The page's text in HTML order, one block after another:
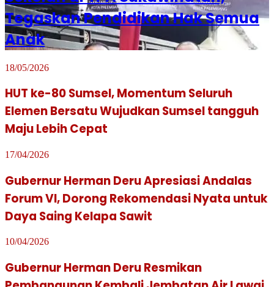
Tegaskan Pendidikan Hak Semua
Anak
18/05/2026
HUT ke-80 Sumsel, Momentum Seluruh
Elemen Bersatu Wujudkan Sumsel tangguh
Maju Lebih Cepat
17/04/2026
Gubernur Herman Deru Apresiasi Andalas
Forum VI, Dorong Rekomendasi Nyata untuk
Daya Saing Kelapa Sawit
10/04/2026
Gubernur Herman Deru Resmikan